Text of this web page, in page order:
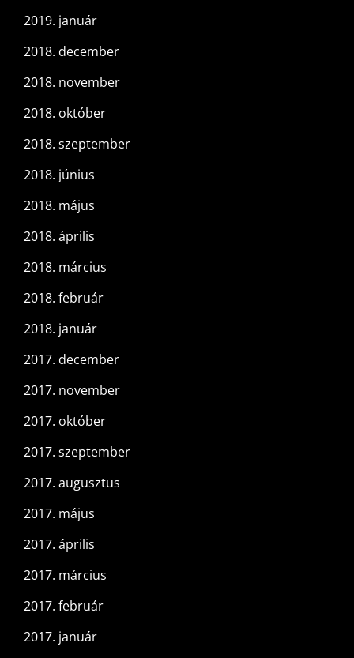
2019. január
2018. december
2018. november
2018. október
2018. szeptember
2018. június
2018. május
2018. április
2018. március
2018. február
2018. január
2017. december
2017. november
2017. október
2017. szeptember
2017. augusztus
2017. május
2017. április
2017. március
2017. február
2017. január